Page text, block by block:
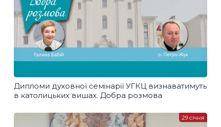
Дипломи духовної семінарії УГКЦ визнаватимуть
в католицьких вишах. Добра розмова
29 січня